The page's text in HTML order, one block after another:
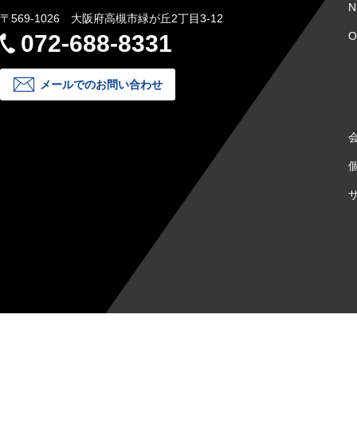
〒569-1026 大阪府高槻市緑が丘2丁目3-12
072-688-8331
メールでのお問い合わせ